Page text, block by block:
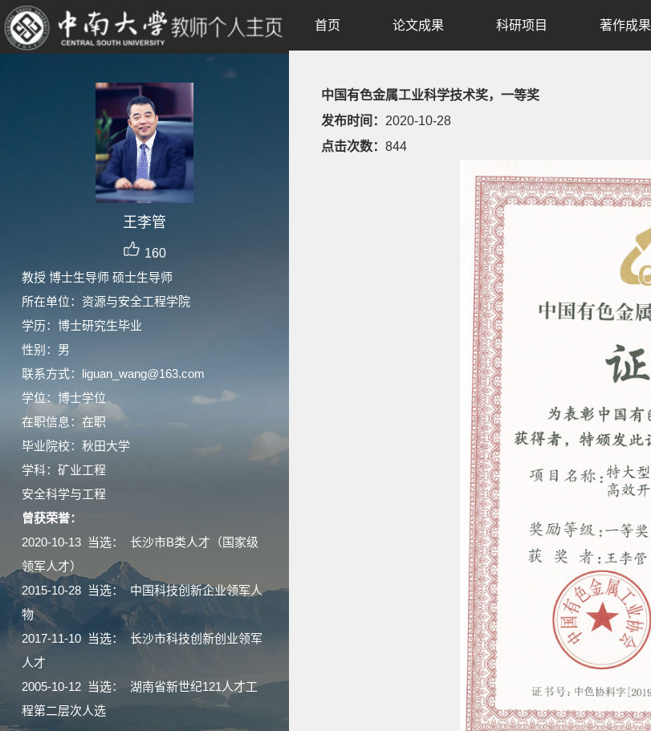
王李管
160
教授 博士生导师 硕士生导师
所在单位：资源与安全工程学院
学历：博士研究生毕业
性别：男
联系方式：liguan_wang@163.com
学位：博士学位
在职信息：在职
毕业院校：秋田大学
学科：矿业工程
安全科学与工程
曾获荣誉：
2020-10-13 当选： 长沙市B类人才（国家级
领军人才）
2015-10-28 当选： 中国科技创新企业领军人
物
2017-11-10 当选： 长沙市科技创新创业领军
人才
2005-10-12 当选： 湖南省新世纪121人才工
程第二层次人选
首页 论文成果 科研项目 著作成果
中国有色金属工业科学技术奖，一等奖
发布时间： 2020-10-28
点击次数： 844